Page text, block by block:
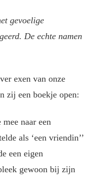
gevoelige
De echte namen
exen van onze
zij een boekje open:
naar een
als ‘een vriendin’’
een eigen
gewoon bij zijn